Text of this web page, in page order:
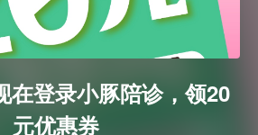
在登录小豚陪诊，领20
元优惠券